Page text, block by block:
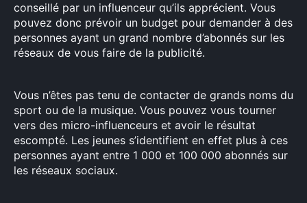
conseillé par un influenceur qu’ils apprécient. Vous
pouvez donc prévoir un budget pour demander à des
personnes ayant un grand nombre d’abonnés sur les
réseaux de vous faire de la publicité.
Vous n’êtes pas tenu de contacter de grands noms du
sport ou de la musique. Vous pouvez vous tourner
vers des micro-influenceurs et avoir le résultat
escompté. Les jeunes s’identifient en effet plus à ces
personnes ayant entre 1 000 et 100 000 abonnés sur
les réseaux sociaux.
Rechercher